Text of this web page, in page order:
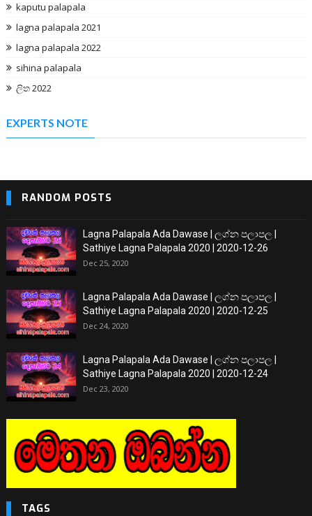
kaputu palapala
lagna palapala 2021
lagna palapala 2022
sihina palapala
ලිත 2022
EXPERTS NOTE
RANDOM POSTS
Lagna Palapala Ada Dawase | ලග්න පලාපල |
Sathiye Lagna Palapala 2020 | 2020-12-26
Dec 25, 2020
Lagna Palapala Ada Dawase | ලග්න පලාපල |
Sathiye Lagna Palapala 2020 | 2020-12-25
Dec 24, 2020
Lagna Palapala Ada Dawase | ලග්න පලාපල |
Sathiye Lagna Palapala 2020 | 2020-12-24
Dec 23, 2020
TAGS